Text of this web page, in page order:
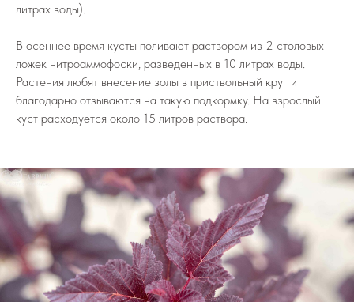
литрах воды).
В осеннее время кусты поливают раствором из 2 столовых
ложек нитроаммофоски, разведенных в 10 литрах воды.
Растения любят внесение золы в приствольный круг и
благодарно отзываются на такую подкормку. На взрослый
куст расходуется около 15 литров раствора.